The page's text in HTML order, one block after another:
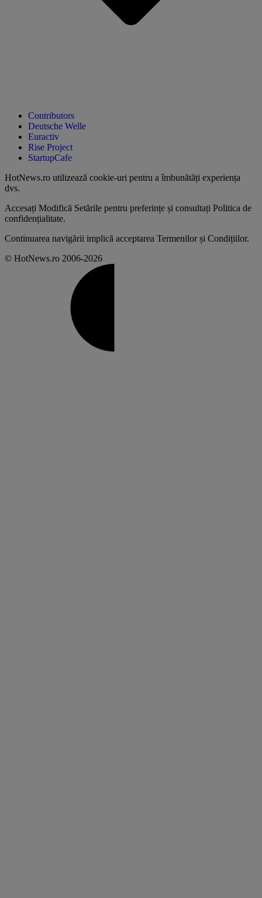
Contributors
Deutsche Welle
Euractiv
Rise Project
StartupCafe
HotNews.ro utilizează cookie-uri pentru a îmbunătăți experiența
dvs.
Accesați Modifică Setările pentru preferințe și consultați Politica de
confidențialitate.
Continuarea navigării implică acceptarea Termenilor și Condițiilor.
© HotNews.ro 2006-2026